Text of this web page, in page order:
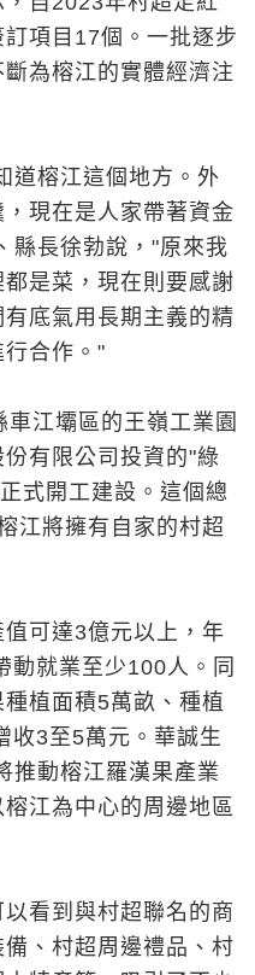
項目17個。一批逐步
為榕江的實體經濟注
道榕江這個地方。外
現在是人家帶著資金
縣長徐勃說，"原來我
是菜，現在則要感謝
底氣用長期主義的精
合作。"
江壩區的王嶺工業園
有限公司投資的"綠
式開工建設。這個總
江將擁有自家的村超
可達3億元以上，年
動就業至少100人。同
植面積5萬畝、種植
收3至5萬元。華誠生
推動榕江羅漢果產業
江為中心的周邊地區
看到與村超聯名的商
、村超周邊禮品、村